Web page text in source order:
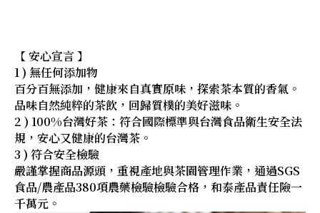
【 安心宣言 】
1 ) 無任何添加物
百分百無添加，健康來自真實原味，探索茶本質的香氣。
品味自然純粹的茶飲，回歸質樸的美好滋味。
2 ) 100%台灣好茶：符合國際標準與台灣食品衛生安全法
規，安心又健康的台灣茶。
3 ) 符合安全檢驗
嚴謹掌握商品源頭，重視產地與茶園管理作業，通過SGS
食品/農產品380項農藥檢驗檢驗合格，和泰產品責任險一
千萬元。